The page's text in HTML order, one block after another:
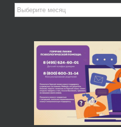
Архив
новостей